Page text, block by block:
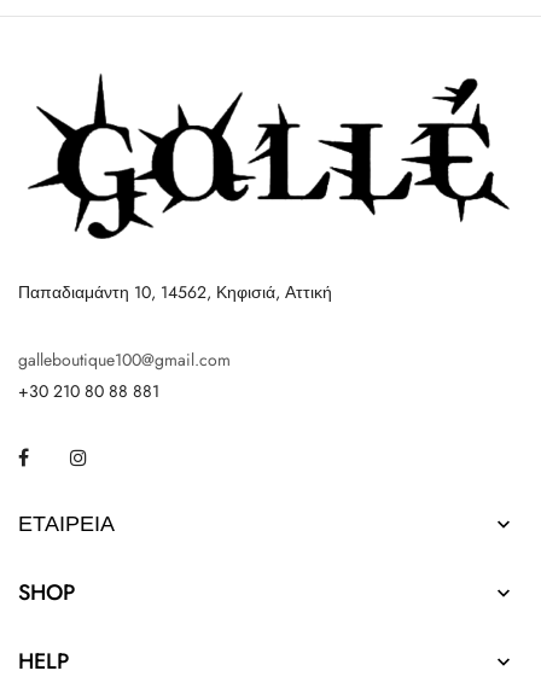
Παπαδιαμάντη 10, 14562, Κηφισιά, Αττική
galleboutique100@gmail.com
+30 210 80 88 881
Facebook
ΕΤΑΙΡΕΊΑ 
SHOP 
HELP 